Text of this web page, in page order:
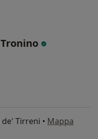
de' Tirreni • Mappa